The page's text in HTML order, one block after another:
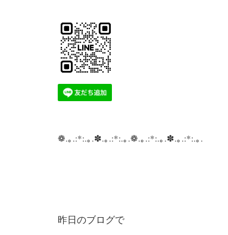
❁.｡.:*:.｡.✽.｡.:*:.｡.❁.｡.:*:.｡.✽.｡.:*:.｡.
昨日のブログで